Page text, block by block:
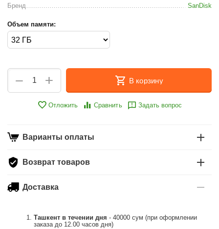
Бренд SanDisk
Объем памяти:
+
− В корзину
Отложить Сравнить Задать вопрос
Варианты оплаты
Возврат товаров
Доставка
Ташкент в течении дня - 40000 сум (при оформлении
заказа до 12.00 часов дня)